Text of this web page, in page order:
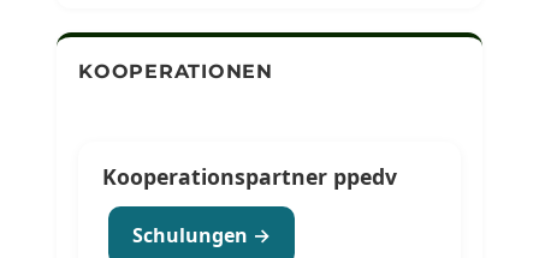
KOOPERATIONEN
Kooperationspartner ppedv
Schulungen →